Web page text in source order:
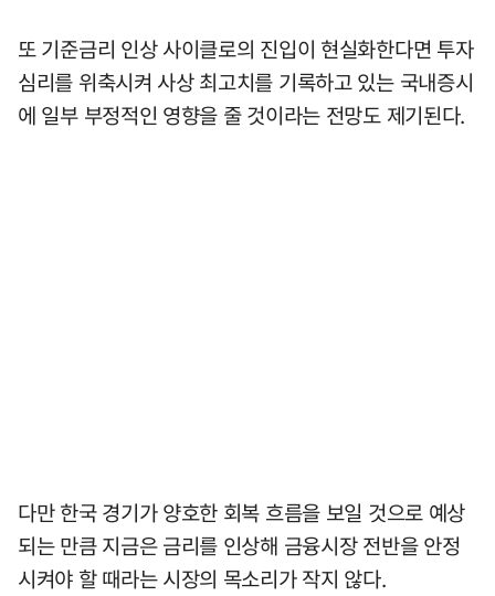
또 기준금리 인상 사이클로의 진입이 현실화한다면 투자
심리를 위축시켜 사상 최고치를 기록하고 있는 국내증시
에 일부 부정적인 영향을 줄 것이라는 전망도 제기된다.
다만 한국 경기가 양호한 회복 흐름을 보일 것으로 예상
되는 만큼 지금은 금리를 인상해 금융시장 전반을 안정
시켜야 할 때라는 시장의 목소리가 작지 않다.